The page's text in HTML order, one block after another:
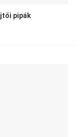
pipák